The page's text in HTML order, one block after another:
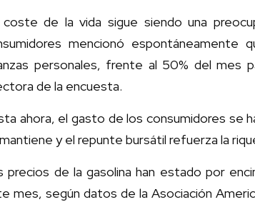
coste de la vida sigue siendo una
mencionó espontáneamente
personales, frente al 50% del mes
de la encuesta.
ahora, el gasto de los consumidores se
y el repunte bursátil refuerza la
precios de la gasolina han estado por
mes, según datos de la Asociación